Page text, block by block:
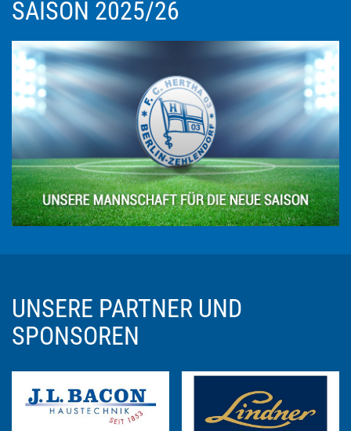
SAISON 2025/26
UNSERE PARTNER UND
SPONSOREN